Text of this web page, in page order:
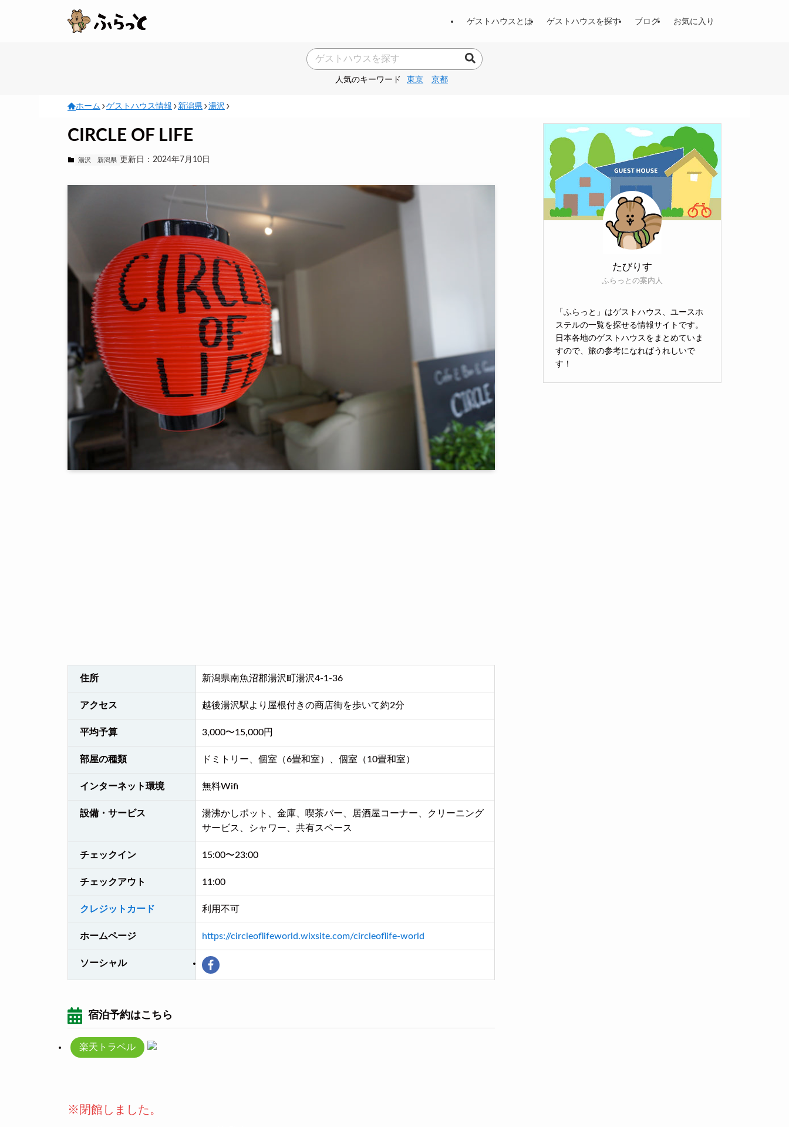
ゲストハウスとは ゲストハウスを探す ブログ お気に入り
人気のキーワード 東京 京都
ホーム ゲストハウス情報 新潟県 湯沢
CIRCLE OF LIFE
湯沢 新潟県 更新日：2024年7月10日
住所 新潟県南魚沼郡湯沢町湯沢4-1-36
アクセス 越後湯沢駅より屋根付きの商店街を歩いて約2分
平均予算 3,000〜15,000円
部屋の種類 ドミトリー、個室（6畳和室）、個室（10畳和室）
インターネット環境 無料Wifi
設備・サービス
湯沸かしポット、金庫、喫茶バー、居酒屋コーナー、クリーニング
サービス、シャワー、共有スペース
チェックイン 15:00〜23:00
チェックアウト 11:00
クレジットカード 利用不可
ホームページ https://circleoflifeworld.wixsite.com/circleoflife-world
ソーシャル
宿泊予約はこちら
楽天トラベル
※閉館しました。
たびりす
ふらっとの案内人
「ふらっと」はゲストハウス、ユースホ
ステルの一覧を探せる情報サイトです。
日本各地のゲストハウスをまとめていま
すので、旅の参考になればうれしいで
す！